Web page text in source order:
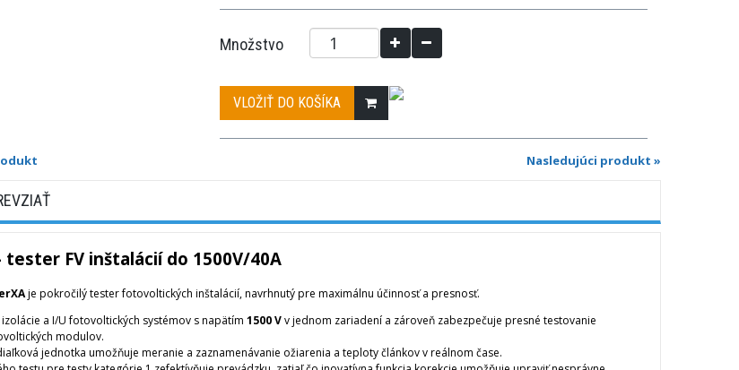
Množstvo
VLOŽIŤ DO KOŠÍKA
Nasledujúci produkt »
tester FV inštalácií do 1500V/40A
je pokročilý tester fotovoltických inštalácií, navrhnutý pre maximálnu účinnosť a presnosť.
a I/U fotovoltických systémov s napätím 1500 Vv jednom zariadení a zároveň zabezpečuje presné testovanie
modulov.
jednotka umožňuje meranie a zaznamenávanie ožiarenia a teploty článkov v reálnom čase.